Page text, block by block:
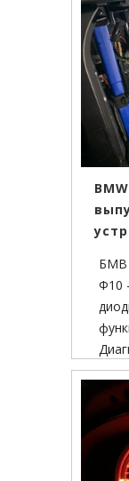
БМВ
Ф10
с